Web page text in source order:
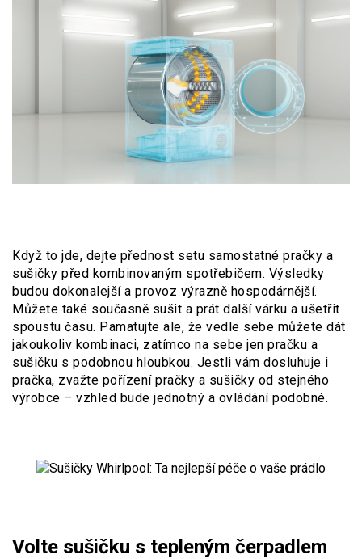
Když to jde, dejte přednost setu samostatné pračky a
sušičky před kombinovaným spotřebičem. Výsledky
budou dokonalejší a provoz výrazně hospodárnější.
Můžete také současně sušit a prát další várku a ušetřit
spoustu času. Pamatujte ale, že vedle sebe můžete dát
jakoukoliv kombinaci, zatímco na sebe jen pračku a
sušičku s podobnou hloubkou. Jestli vám dosluhuje i
pračka, zvažte pořízení pračky a sušičky od stejného
výrobce – vzhled bude jednotný a ovládání podobné.
Volte sušičku s tepleným čerpadlem